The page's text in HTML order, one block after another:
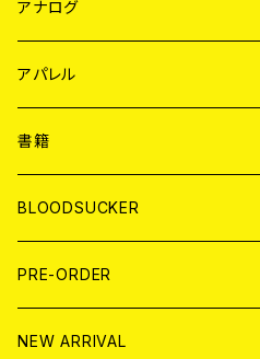
JAPAN
WORLD
アナログ
JAPAN
７EP
LP
WORLD
7EP
LP
アパレル
JAPAN
T-shirt
HOOD
WORLD
T-shirt
HOOD
書籍
MAGAZINE
BOLLOCKS
EL ZINE
写真集 (PHOTOBOOK)
BLOODSUCKER
CD
アナログ
PRE-ORDER
NEW ARRIVAL